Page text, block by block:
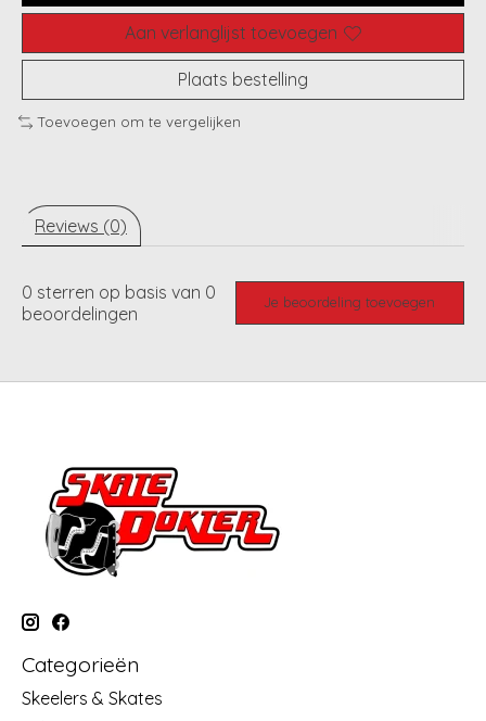
Aan verlanglijst toevoegen
Plaats bestelling
Toevoegen om te vergelijken
Reviews (0)
0 sterren op basis van 0
beoordelingen
Je beoordeling toevoegen
Categorieën
Skeelers & Skates